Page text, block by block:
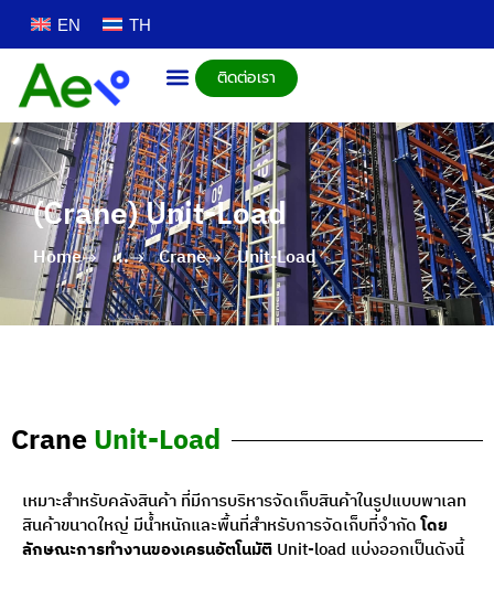
EN TH
ติดต่อเรา
(Crane) Unit-Load
Home ... Crane Unit-Load
CraneUnit-Load
เหมาะสำหรับคลังสินค้า ที่มีการบริหารจัดเก็บสินค้าในรูปแบบพาเลท
สินค้าขนาดใหญ่ มีน้ำหนักและพื้นที่สำหรับการจัดเก็บที่จำกัดโดย
ลักษณะการทำงานของเครนอัตโนมัติ Unit-load แบ่งออกเป็นดังนี้